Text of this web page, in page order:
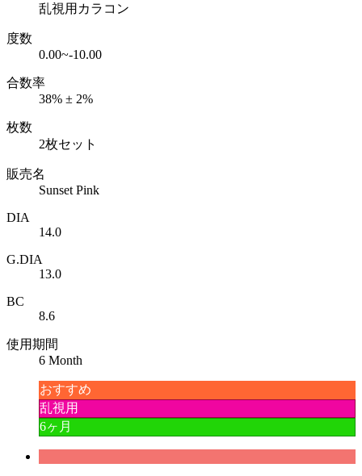
乱視用カラコン
度数
0.00~-10.00
合数率
38% ± 2%
枚数
2枚セット
販売名
Sunset Pink
DIA
14.0
G.DIA
13.0
BC
8.6
使用期間
6 Month
おすすめ
乱視用
6ヶ月